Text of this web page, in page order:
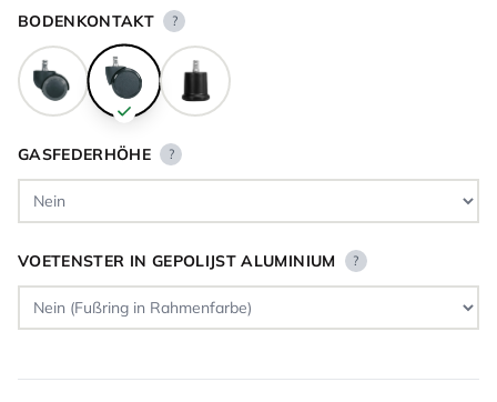
BODENKONTAKT ?
GASFEDERHÖHE ?
VOETENSTER IN GEPOLIJST ALUMINIUM ?